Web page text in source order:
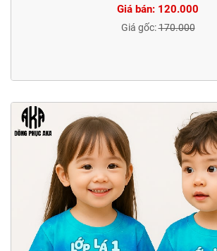
Giá bán: 120.000
Giá gốc:170.000